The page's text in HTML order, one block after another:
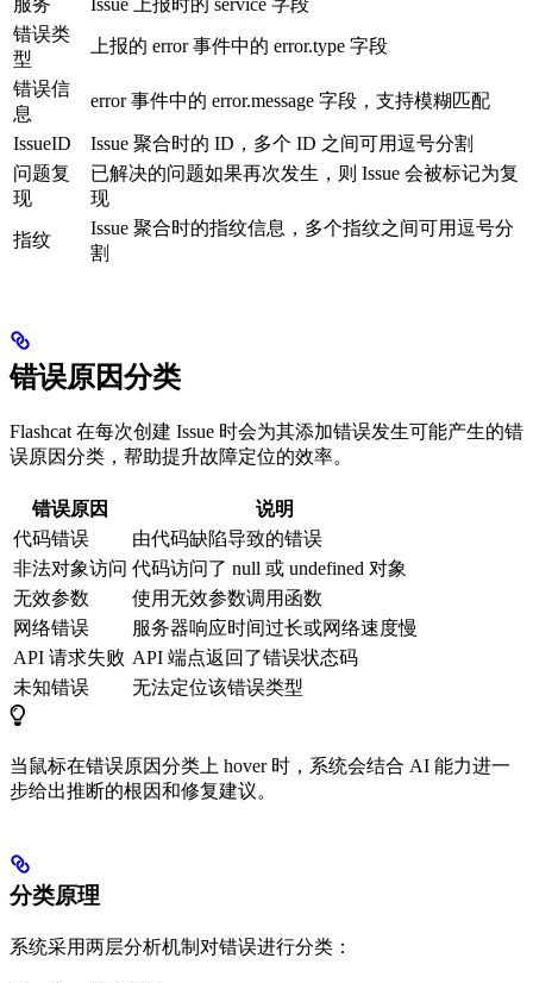
服务
Issue 上报时的 service 字段
错误类
型
上报的 error 事件中的 error.type 字段
错误信
息
error 事件中的 error.message 字段，支持模糊匹配
IssueID
Issue 聚合时的 ID，多个 ID 之间可用逗号分割
问题复
现
已解决的问题如果再次发生，则 Issue 会被标记为复
现
指纹
Issue 聚合时的指纹信息，多个指纹之间可用逗号分
割
错误原因分类
Flashcat 在每次创建 Issue 时会为其添加错误发生可能产生的错
误原因分类，帮助提升故障定位的效率。
错误原因
说明
代码错误
由代码缺陷导致的错误
非法对象访问 代码访问了 null 或 undefined 对象
无效参数
使用无效参数调用函数
网络错误
服务器响应时间过长或网络速度慢
API 请求失败 API 端点返回了错误状态码
未知错误
无法定位该错误类型
当鼠标在错误原因分类上 hover 时，系统会结合 AI 能力进一
步给出推断的根因和修复建议。
分类原理
系统采用两层分析机制对错误进行分类：